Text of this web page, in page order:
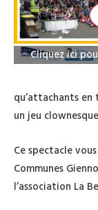
Cliquez ici
qu’attachants
un jeu
Ce spectacle
Communes
l’association La